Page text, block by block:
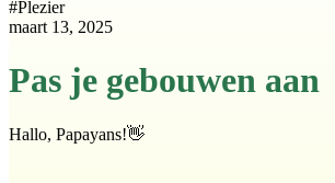
#Plezier
maart 13, 2025
Pas je gebouwen aan
Hallo, Papayans!👋